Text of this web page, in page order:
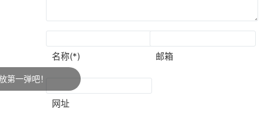
名称(*) 邮箱
网址
弹吧！